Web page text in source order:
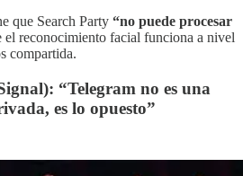
que Search Party “no puede procesar
el reconocimiento facial funciona a nivel
compartida.
“Telegram no es una
es lo opuesto”